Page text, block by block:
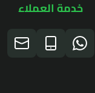
خدمة العملاء